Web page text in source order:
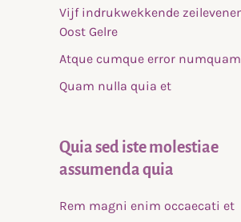
Vijf indrukwekkende
Oost Gelre
Atque cumque error
Quam nulla quia et
Quia sed iste molestiae
assumenda quia
Rem magni enim occaecati et